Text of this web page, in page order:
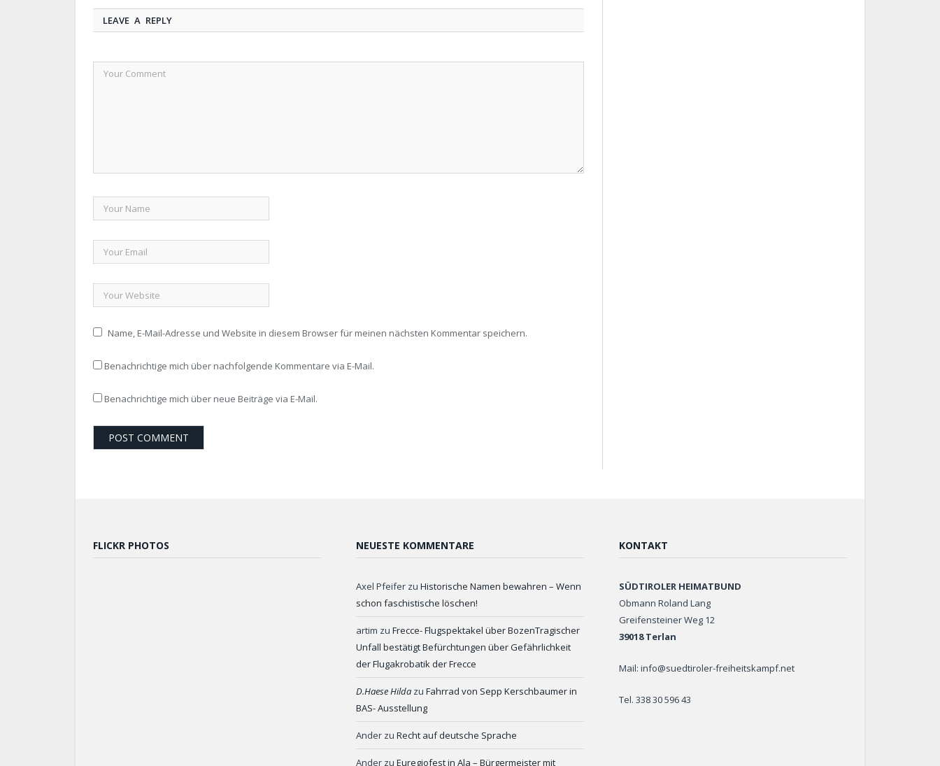
LEAVE A REPLY
Name, E-Mail-Adresse und Website in diesem Browser für meinen nächsten Kommentar speichern.
Benachrichtige mich über nachfolgende Kommentare via E-Mail.
Benachrichtige mich über neue Beiträge via E-Mail.
FLICKR PHOTOS NEUESTE KOMMENTARE
Axel Pfeifer zu Historische Namen bewahren – Wenn
schon faschistische löschen!
artim zu Frecce- Flugspektakel über BozenTragischer
Unfall bestätigt Befürchtungen über Gefährlichkeit
der Flugakrobatik der Frecce
D.Haese Hilda zu Fahrrad von Sepp Kerschbaumer in
BAS- Ausstellung
Ander zu Recht auf deutsche Sprache
Ander zu Euregiofest in Ala – Bürgermeister mit
KONTAKT
SÜDTIROLER HEIMATBUND
Obmann Roland Lang
Greifensteiner Weg 12
39018 Terlan
Mail: info@suedtiroler-freiheitskampf.net
Tel. 338 30 596 43